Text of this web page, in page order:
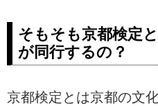
そもそも京都検定
が同行するの？
京都検定とは京都の文